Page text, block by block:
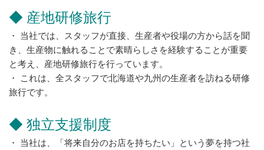
◆ 産地研修旅行
・ 当社では、スタッフが直接、生産者や役場の方から話を聞
き、生産物に触れることで素晴らしさを経験することが重要
と考え、産地研修旅行を行っています。
・ これは、全スタッフで北海道や九州の生産者を訪ねる研修
旅行です。
◆ 独立支援制度
・ 当社は、「将来自分のお店を持ちたい」という夢を持つ社